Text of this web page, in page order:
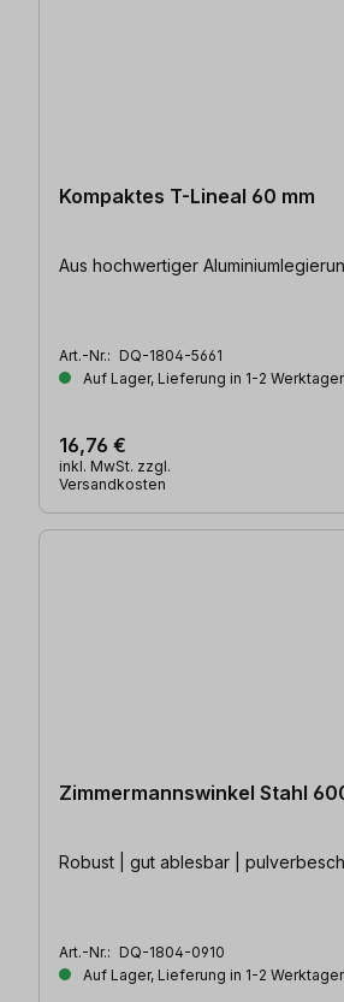
Kompaktes T-Lineal 60 mm
Aus hochwertiger
Art.-Nr.: DQ-1804-5661
Auf Lager, Lieferung in 1-2
16,76 €
inkl. MwSt. zzgl.
Versandkosten
Zimmermannswinkel Stahl
Robust | gut ablesbar |
Art.-Nr.: DQ-1804-0910
Auf Lager, Lieferung in 1-2